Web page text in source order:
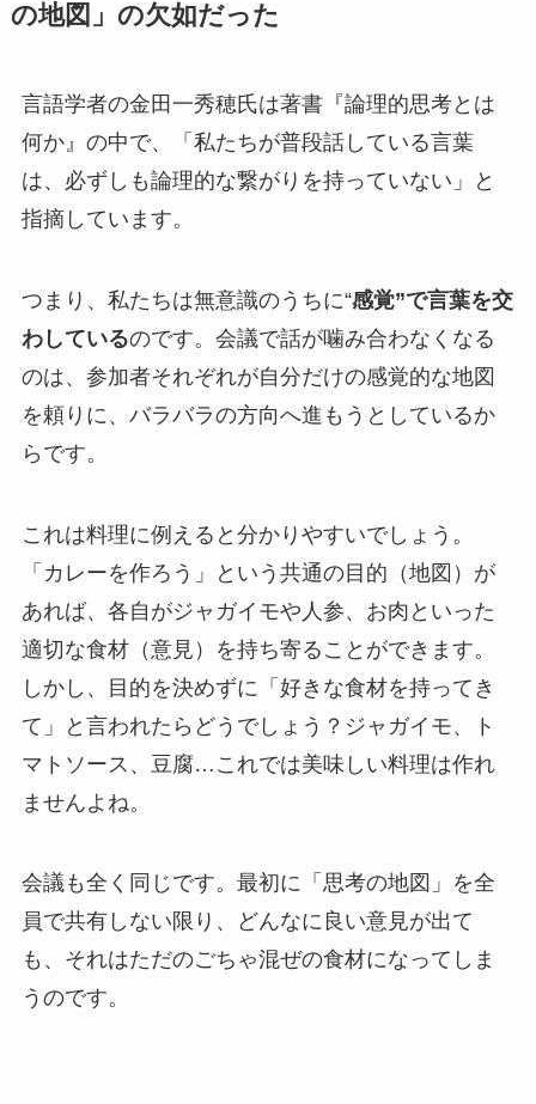
の地図」の欠如だった
言語学者の金田一秀穂氏は著書『論理的思考とは
何か』の中で、「私たちが普段話している言葉
は、必ずしも論理的な繋がりを持っていない」と
指摘しています。
つまり、私たちは無意識のうちに“感覚”で言葉を交
わしているのです。会議で話が噛み合わなくなる
のは、参加者それぞれが自分だけの感覚的な地図
を頼りに、バラバラの方向へ進もうとしているか
らです。
これは料理に例えると分かりやすいでしょう。
「カレーを作ろう」という共通の目的（地図）が
あれば、各自がジャガイモや人参、お肉といった
適切な食材（意見）を持ち寄ることができます。
しかし、目的を決めずに「好きな食材を持ってき
て」と言われたらどうでしょう？ジャガイモ、ト
マトソース、豆腐…これでは美味しい料理は作れ
ませんよね。
会議も全く同じです。最初に「思考の地図」を全
員で共有しない限り、どんなに良い意見が出て
も、それはただのごちゃ混ぜの食材になってしま
うのです。